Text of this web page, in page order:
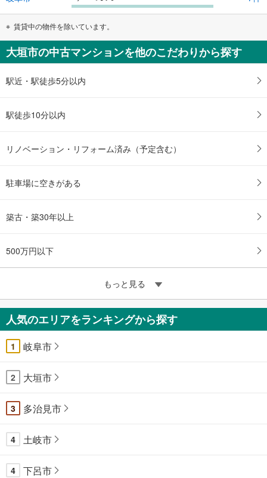
賃貸中の物件を除いています。
大垣市の中古マンションを他のこだわりから探す
駅近・駅徒歩5分以内
駅徒歩10分以内
リノベーション・リフォーム済み（予定含む）
駐車場に空きがある
築古・築30年以上
500万円以下
もっと見る
人気のエリアをランキングから探す
1 岐阜市
2 大垣市
3 多治見市
4 土岐市
4 下呂市